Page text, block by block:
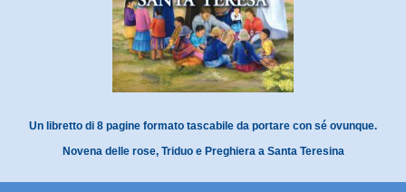
Un libretto di 8 pagine formato tascabile da portare con sé ovunque.
Novena delle rose, Triduo e Preghiera a Santa Teresina